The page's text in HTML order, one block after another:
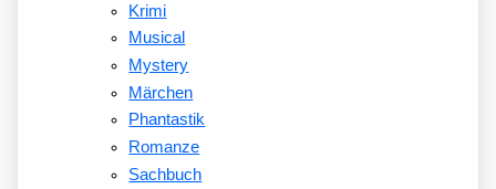
Krimi
Musical
Mystery
Märchen
Phantastik
Romanze
Sachbuch